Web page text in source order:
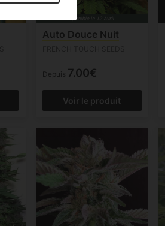
Auto Douce Nuit
Depuis 7.00€
Voir le produit